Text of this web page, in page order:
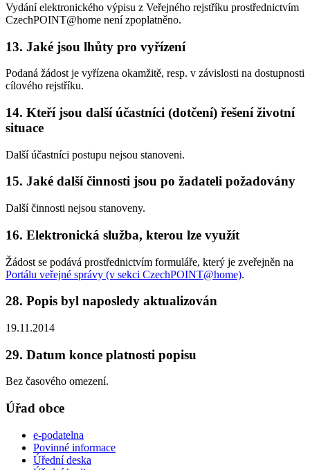
Vydání elektronického výpisu z Veřejného rejstříku prostřednictvím
CzechPOINT@home není zpoplatněno.
13. Jaké jsou lhůty pro vyřízení
Podaná žádost je vyřízena okamžitě, resp. v závislosti na dostupnosti
cílového rejstříku.
14. Kteří jsou další účastníci (dotčení) řešení životní
situace
Další účastníci postupu nejsou stanoveni.
15. Jaké další činnosti jsou po žadateli požadovány
Další činnosti nejsou stanoveny.
16. Elektronická služba, kterou lze využít
Žádost se podává prostřednictvím formuláře, který je zveřejněn na
Portálu veřejné správy (v sekci CzechPOINT@home).
28. Popis byl naposledy aktualizován
19.11.2014
29. Datum konce platnosti popisu
Bez časového omezení.
Úřad obce
e-podatelna
Povinné informace
Úřední deska